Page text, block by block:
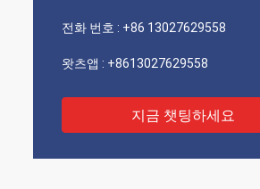
전화 번호 : +86 13027629558
왓츠앱 : +8613027629558
지금 챗팅하세요